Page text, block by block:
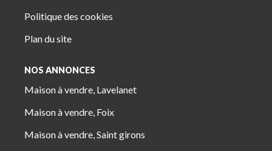
Politique des cookies
Plan du site
NOS ANNONCES
Maison à vendre, Lavelanet
Maison à vendre, Foix
Maison à vendre, Saint girons